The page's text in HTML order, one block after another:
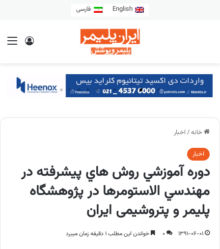
English فارسی
خانه/ اخبار
اخبار
دوره آموزشي روش هاي پيشرفته در
مهندسي الاستومرها در پژوهشگاه
پلیمر و پتروشیمی ایران
1391-06-01
0 خواندن این مطلب 1 دقیقه زمان میبرد